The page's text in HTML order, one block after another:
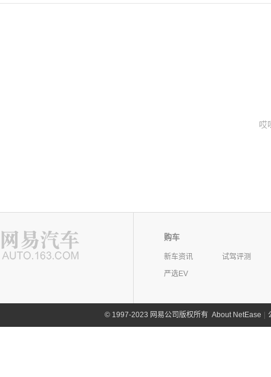
哎
购车
新车资讯
试驾评测
严选EV
©1997-2023 网易公司版权所有 About NetEase